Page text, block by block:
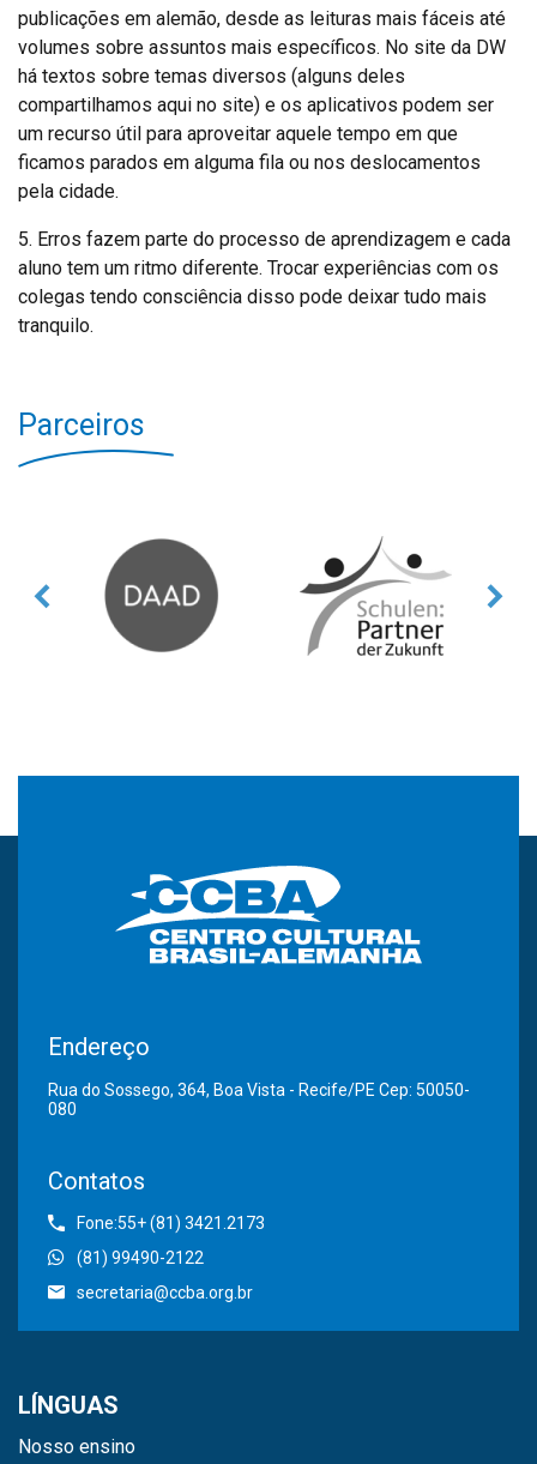
publicações em alemão, desde as leituras mais fáceis até
volumes sobre assuntos mais específicos. No site da DW
há textos sobre temas diversos (alguns deles
compartilhamos aqui no site) e os aplicativos podem ser
um recurso útil para aproveitar aquele tempo em que
ficamos parados em alguma fila ou nos deslocamentos
pela cidade.
5. Erros fazem parte do processo de aprendizagem e cada
aluno tem um ritmo diferente. Trocar experiências com os
colegas tendo consciência disso pode deixar tudo mais
tranquilo.
Parceiros
Endereço
Rua do Sossego, 364, Boa Vista - Recife/PE Cep: 50050-
080
Contatos
Fone:55+ (81) 3421.2173
(81) 99490-2122
secretaria@ccba.org.br
LÍNGUAS
Nosso ensino